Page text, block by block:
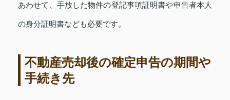
あわせて、手放した物件の登記事項証明書や申告者本人
の身分証明書なども必要です。
不動産売却後の確定申告の期間や
手続き先